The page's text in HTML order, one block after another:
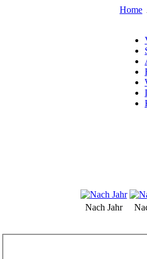
Home
Nach Jahr